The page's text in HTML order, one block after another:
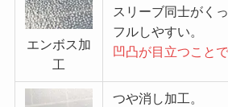
エンボス加
工
スリーブ同士がく
フルしやすい。
凹凸が目立つこと
つや消し加工。